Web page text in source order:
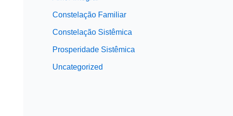
Constelação Familiar
Constelação Sistêmica
Prosperidade Sistêmica
Uncategorized